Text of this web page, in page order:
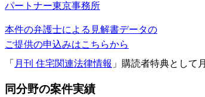
パートナー東京事務所
本件の弁護士による見解書データの
ご提供の申込みはこちらから
「 月刊 住宅関連法律情報 」購読者特典として
同分野の案件実績